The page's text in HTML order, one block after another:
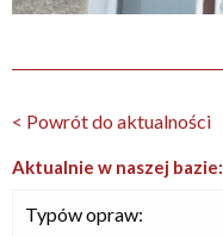
< Powrót do aktualności
Aktualnie w naszej bazie:
Typów opraw: